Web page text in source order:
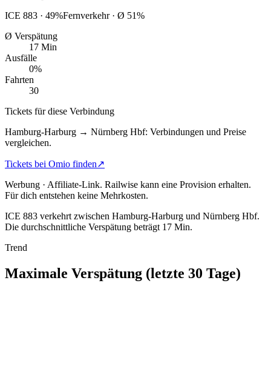
ICE 883 · 49%Fernverkehr · Ø 51%
Ø Verspätung
17 Min
Ausfälle
0%
Fahrten
30
Tickets für diese Verbindung
Hamburg-Harburg → Nürnberg Hbf: Verbindungen und Preise
vergleichen.
Tickets bei Omio finden↗
Werbung · Affiliate-Link. Railwise kann eine Provision erhalten.
Für dich entstehen keine Mehrkosten.
ICE 883 verkehrt zwischen Hamburg-Harburg und Nürnberg Hbf.
Die durchschnittliche Verspätung beträgt 17 Min.
Trend
Maximale Verspätung (letzte 30 Tage)